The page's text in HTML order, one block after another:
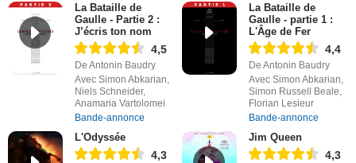
La Bataille de
Gaulle - Partie 2 :
J’écris ton nom
4,5
De Antonin Baudry
Avec Simon Abkarian,
Niels Schneider,
Anamaria Vartolomei
Bande-annonce
La Bataille de
Gaulle - partie 1 :
L'Âge de Fer
4,4
De Antonin Baudry
Avec Simon Abkarian,
Simon Russell Beale,
Florian Lesieur
Bande-annonce
L'Odyssée
4,3
Jim Queen
4,3